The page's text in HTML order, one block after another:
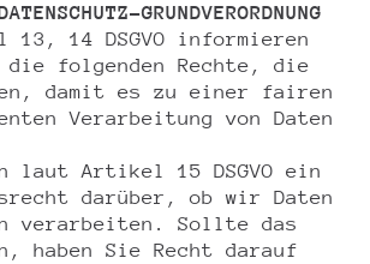
GRUNDVERORDNUNG
13, 14 DSGVO informieren
folgenden Rechte, die
damit es zu einer fairen
Verarbeitung von Daten
laut Artikel 15 DSGVO ein
darüber, ob wir Daten
verarbeiten. Sollte das
haben Sie Recht darauf